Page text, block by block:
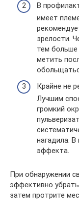
В
имеет
зрелости.
тем больше
метить
Крайне не
Лучшим
громкий
нагадила.
эффекта.
При обнаружении
эффективно
затем протрите